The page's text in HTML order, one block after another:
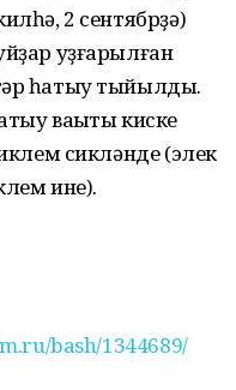
2 сентябрҙә)
уҙғарылған
һатыу тыйылды.
ваҡыты киске
сикләнде (элек
ине).
bash/1344689/